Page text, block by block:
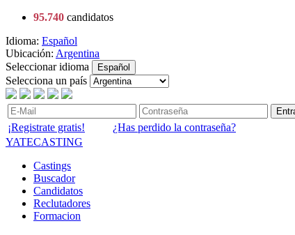
95.740 candidatos
Idioma: Español
Ubicación: Argentina
Seleccionar idioma
Español
Selecciona un país
¡Registrate gratis!
¿Has perdido la contraseña?
YATECASTING
Castings
Buscador
Candidatos
Reclutadores
Formacion